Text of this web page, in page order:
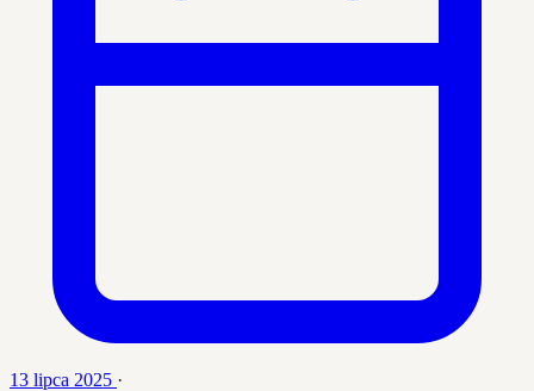
13 lipca 2025 ·